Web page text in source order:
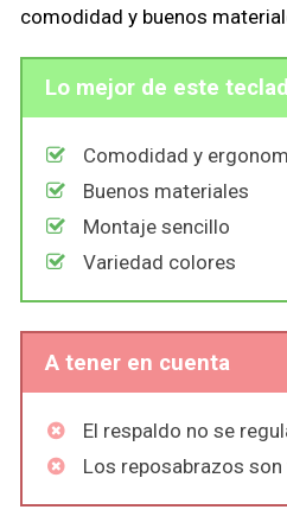
comodidad y buenos
Lo mejor de este
Comodidad y
Buenos materiales
Montaje sencillo
Variedad colores
A tener en cuenta
El respaldo no se
Los reposabrazos